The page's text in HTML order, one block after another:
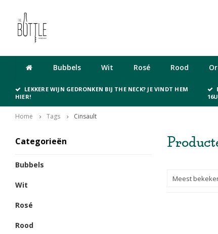
Bubbels Wit Rosé Rood
LEKKERE WIJN GEDRONKEN BIJ THE NECK? JE VINDT HEM
HIER!
16U
Home Tags Cinsault
Categorieën
Bubbels
Wit
Rosé
Rood
Meest